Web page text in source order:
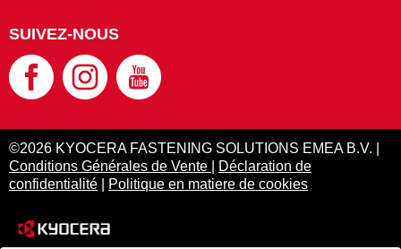
SUIVEZ-NOUS
©2026 KYOCERA FASTENING SOLUTIONS EMEA B.V. |
Conditions Générales de Vente
Déclaration de
confidentialité
Politique en matiere de cookies